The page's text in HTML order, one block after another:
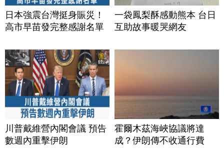
日本強震台灣挺身賑災！
高市早苗發完整感謝名單
一袋鳳梨酥感動熊本 台日
互助故事暖哭網友
川普戴維營內閣會議 預告
數週內重擊伊朗
霍爾木茲海峽協議將達
成？伊朗傳不收通行費